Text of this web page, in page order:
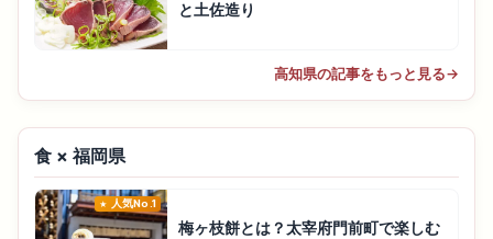
と土佐造り
高知県の記事をもっと見る→
食 × 福岡県
人気No.1
梅ヶ枝餅とは？太宰府門前町で楽しむ